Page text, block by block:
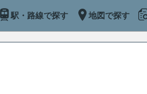
駅・路線で探す 地図で探す